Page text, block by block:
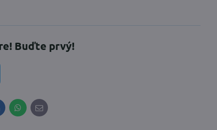
Buďte prvý!
WhatsApp
E-
mail